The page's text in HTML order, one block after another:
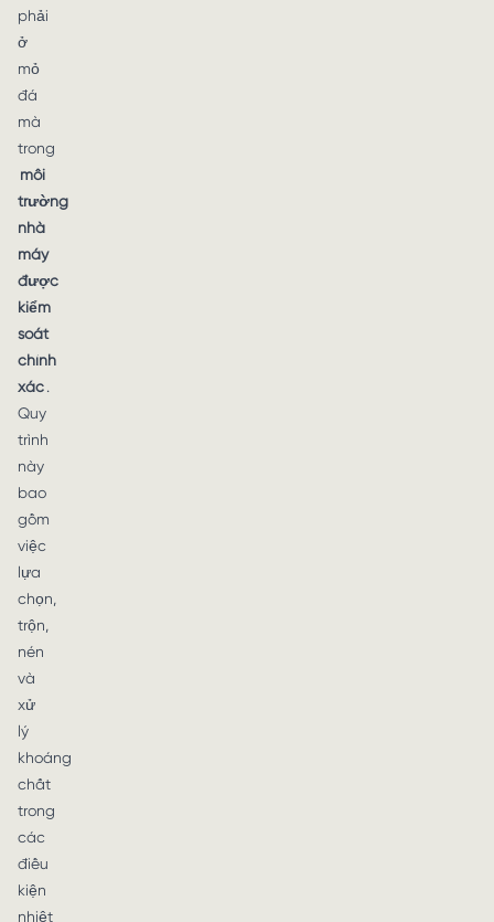
phải
ở
mỏ
đá
mà
trong
môi
trường
nhà
máy
được
kiểm
soát
chính
xác.
Quy
trình
này
bao
gồm
việc
lựa
chọn,
trộn,
nén
và
xử
lý
khoáng
chất
trong
các
điều
kiện
nhiệt